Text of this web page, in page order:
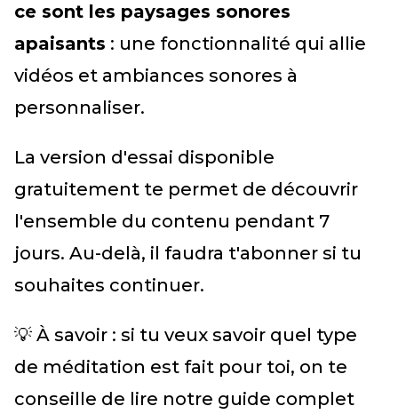
ce sont les paysages sonores
apaisants : une fonctionnalité qui allie
vidéos et ambiances sonores à
personnaliser.
La version d'essai disponible
gratuitement te permet de découvrir
l'ensemble du contenu pendant 7
jours. Au-delà, il faudra t'abonner si tu
souhaites continuer.
💡 À savoir : si tu veux savoir quel type
de méditation est fait pour toi, on te
conseille de lire notre guide complet